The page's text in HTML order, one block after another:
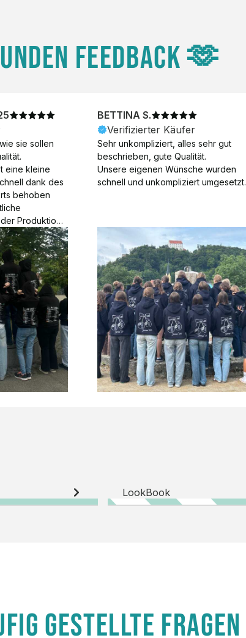
FEEDBACK 🫶
sie sollen
eine kleine
dank des
behoben
Produktion
dauerte 7
und ohne
Lieferung
der
BETTINA S.
Verifizierter Käufer
Sehr unkompliziert, alles sehr gut
beschrieben, gute Qualität.
Unsere eigenen Wünsche wurden
schnell und unkompliziert umgesetzt.
LookBook
GESTELLTE FRAGEN